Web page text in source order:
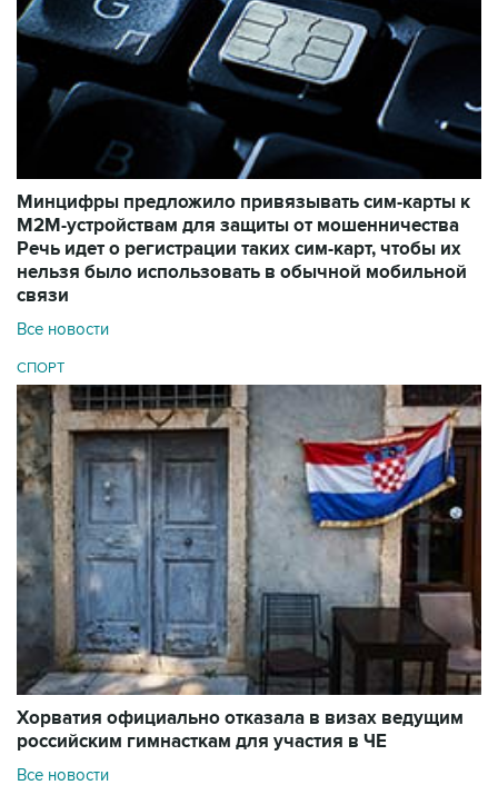
Минцифры предложило привязывать сим-карты к
M2M-устройствам для защиты от мошенничества
Речь идет о регистрации таких сим-карт, чтобы их
нельзя было использовать в обычной мобильной
связи
Все новости
СПОРТ
Хорватия официально отказала в визах ведущим
российским гимнасткам для участия в ЧЕ
Все новости